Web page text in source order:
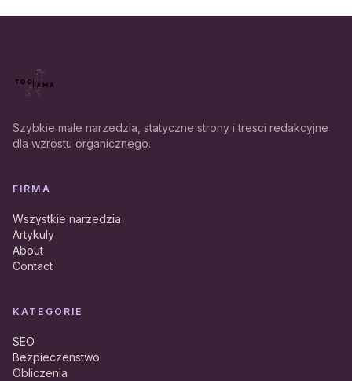
Szybkie male narzedzia, statyczne strony i tresci redakcyjne
dla wzrostu organicznego.
FIRMA
Wszystkie narzedzia
Artykuly
About
Contact
KATEGORIE
SEO
Bezpieczenstwo
Obliczenia